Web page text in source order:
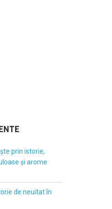
prin istorie,
și arome
de neuitat în